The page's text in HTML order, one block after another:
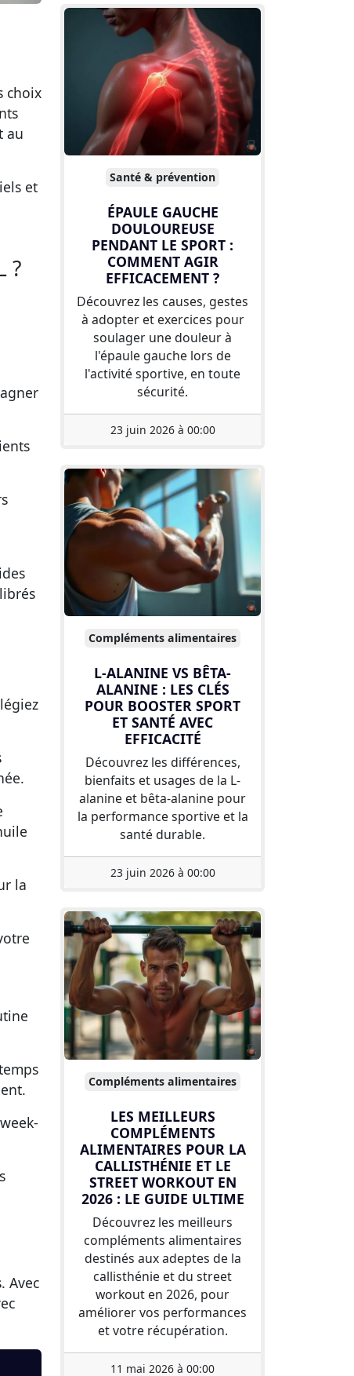
choix
au
et
?
la
Avec
Santé & prévention
ÉPAULE GAUCHE
DOULOUREUSE
PENDANT LE SPORT :
COMMENT AGIR
EFFICACEMENT ?
Découvrez les causes, gestes
à adopter et exercices pour
soulager une douleur à
l'épaule gauche lors de
l'activité sportive, en toute
sécurité.
23 juin 2026 à 00:00
Compléments alimentaires
L-ALANINE VS BÊTA-
ALANINE : LES CLÉS
POUR BOOSTER SPORT
ET SANTÉ AVEC
EFFICACITÉ
Découvrez les différences,
bienfaits et usages de la L-
alanine et bêta-alanine pour
la performance sportive et la
santé durable.
23 juin 2026 à 00:00
Compléments alimentaires
LES MEILLEURS
COMPLÉMENTS
ALIMENTAIRES POUR LA
CALLISTHÉNIE ET LE
STREET WORKOUT EN
2026 : LE GUIDE ULTIME
Découvrez les meilleurs
compléments alimentaires
destinés aux adeptes de la
callisthénie et du street
workout en 2026, pour
améliorer vos performances
et votre récupération.
11 mai 2026 à 00:00